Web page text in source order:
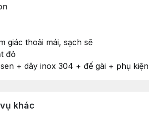
giác thoải mái, sạch sẽ
đỏ
+ dây inox 304 + đế gài + phụ kiện
khác